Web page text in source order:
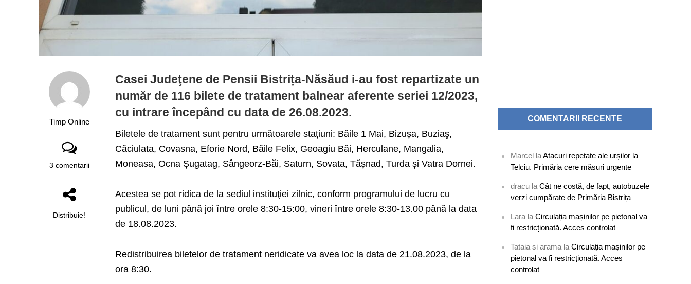
Timp Online
3 comentarii
Distribuie!
Casei Judeţene de Pensii Bistrița-Năsăud i-au fost repartizate un
număr de 116 bilete de tratament balnear aferente seriei 12/2023,
cu intrare începând cu data de 26.08.2023.
Biletele de tratament sunt pentru următoarele stațiuni: Băile 1 Mai, Bizușa, Buziaş,
Căciulata, Covasna, Eforie Nord, Băile Felix, Geoagiu Băi, Herculane, Mangalia,
Moneasa, Ocna Șugatag, Sângeorz-Băi, Saturn, Sovata, Tășnad, Turda și Vatra Dornei.
Acestea se pot ridica de la sediul instituţiei zilnic, conform programului de lucru cu
publicul, de luni până joi între orele 8:30-15:00, vineri între orele 8:30-13.00 până la data
de 18.08.2023.
Redistribuirea biletelor de tratament neridicate va avea loc la data de 21.08.2023, de la
ora 8:30.
COMENTARII RECENTE
Marcel laAtacuri repetate ale urșilor la
Telciu. Primăria cere măsuri urgente
dracu laCât ne costă, de fapt, autobuzele
verzi cumpărate de Primăria Bistrița
Lara laCirculația mașinilor pe pietonal va
fi restricționată. Acces controlat
Tataia si arama laCirculația mașinilor pe
pietonal va fi restricționată. Acces
controlat